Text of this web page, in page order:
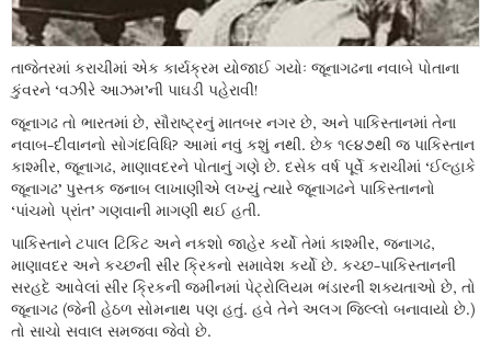
તાજેતરમાં કરાચીમાં એક કાર્યક્રમ યોજાઈ ગયોઃ જૂનાગઢના નવાબે પોતાના
કુંવરને ‘વઝીરે આઝમ’ની પાઘડી પહેરાવી!
જૂનાગઢ તો ભારતમાં છે, સૌરાષ્ટ્રનું માતબર નગર છે, અને પાકિસ્તાનમાં તેના
નવાબ-દીવાનનો સોગંદવિધિ? આમાં નવું કશું નથી. છેક ૧૯૪૭થી જ પાકિસ્તાન
કાશ્મીર, જૂનાગઢ, માણાવદરને પોતાનું ગણે છે. દસેક વર્ષ પૂર્વે કરાચીમાં ‘ઈલ્હાકે
જૂનાગઢ’ પુસ્તક જનાબ લાખાણીએ લખ્યું ત્યારે જૂનાગઢને પાકિસ્તાનનો
‘પાંચમો પ્રાંત’ ગણવાની માગણી થઈ હતી.
પાકિસ્તાને ટપાલ ટિકિટ અને નકશો જાહેર કર્યો તેમાં કાશ્મીર, જનાગઢ,
માણાવદર અને કચ્છની સીર ક્રિકનો સમાવેશ કર્યો છે. કચ્છ-પાકિસ્તાનની
સરહદે આવેલાં સીર ક્રિકની જમીનમાં પેટ્રોલિયમ ભંડારની શક્યતાઓ છે, તો
જૂનાગઢ (જેની હેઠળ સોમનાથ પણ હતું. હવે તેને અલગ જિલ્લો બનાવાયો છે.)
તો સાચો સવાલ સમજવા જેવો છે.